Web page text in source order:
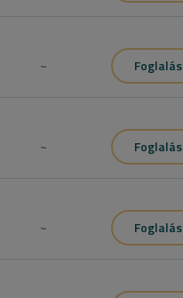
~ Foglalás
~ Foglalás
~ Foglalás